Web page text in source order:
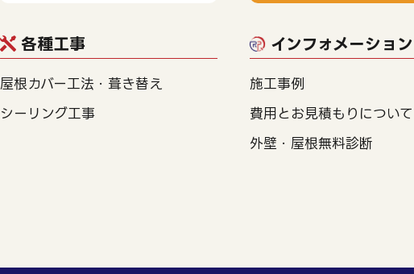
各種工事
屋根カバー工法・葺き替え
シーリング工事
インフォメーション
施工事例
費用とお見積もりについて
外壁・屋根無料診断